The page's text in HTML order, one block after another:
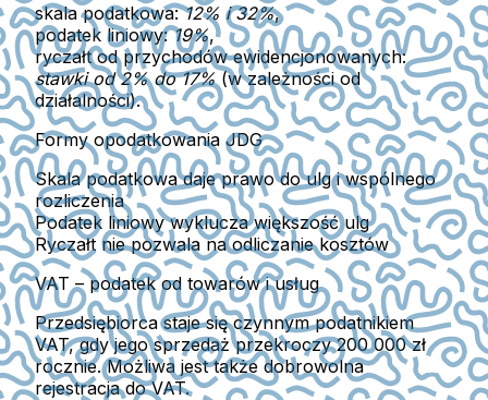
skala podatkowa:12% i 32%,
podatek liniowy:19%,
ryczałt od przychodów ewidencjonowanych:
stawki od 2% do 17%(w zależności od
działalności).
Formy opodatkowania JDG
Skala podatkowa daje prawo do ulg i wspólnego
rozliczenia
Podatek liniowy wyklucza większość ulg
Ryczałt nie pozwala na odliczanie kosztów
VAT – podatek od towarów i usług
Przedsiębiorca staje sięczynnym podatnikiem
VAT, gdy jego sprzedaż przekroczy200 000 zł
rocznie. Możliwa jest także dobrowolna
rejestracja do VAT.